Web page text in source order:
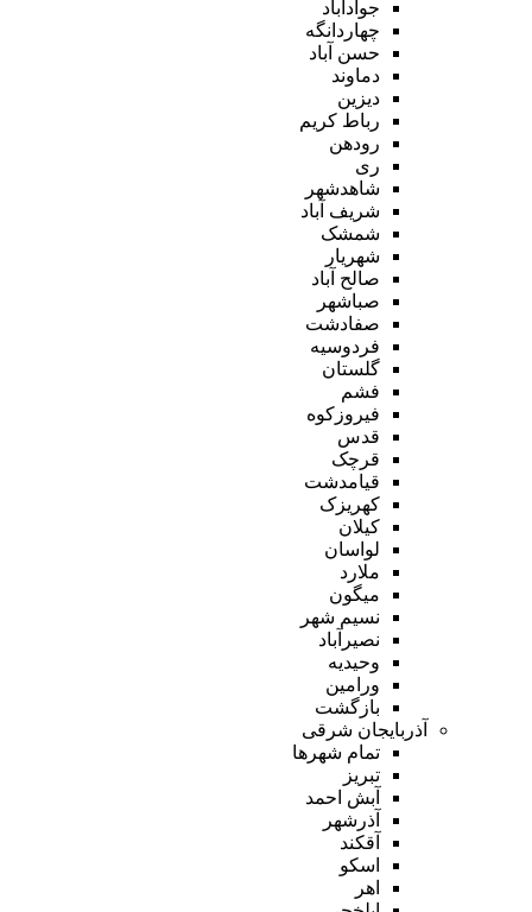
جوادآباد
چهاردانگه
حسن آباد
دماوند
دیزین
رباط کریم
رودهن
ری
شاهدشهر
شریف آباد
شمشک
شهریار
صالح آباد
صباشهر
صفادشت
فردوسیه
گلستان
فشم
فیروزکوه
قدس
قرچک
قیامدشت
کهریزک
کیلان
لواسان
ملارد
میگون
نسیم شهر
نصیرآباد
وحیدیه
ورامین
بازگشت
آذربایجان شرقی
تمام شهر‌ها
تبریز
آبش احمد
آذرشهر
آقکند
اسکو
اهر